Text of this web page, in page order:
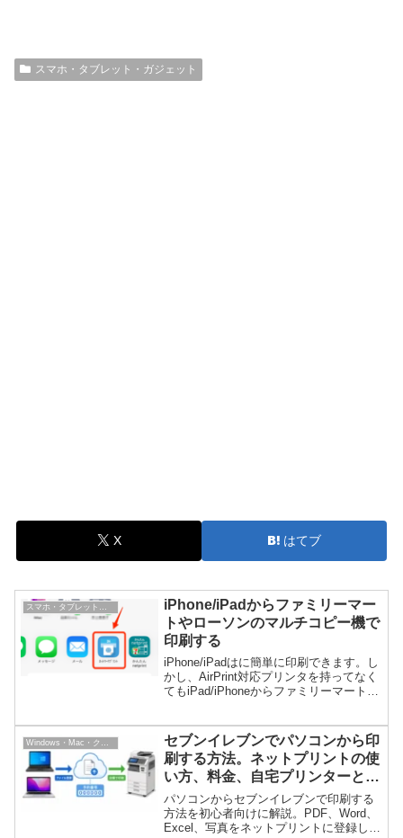
スマホ・タブレット・ガジェット
X はてブ
スマホ・タブレット・ガジェット
iPhone/iPadからファミリーマー
トやローソンのマルチコピー機で
印刷する
iPhone/iPadはに簡単に印刷できます。し
かし、AirPrint対応プリンタを持ってなく
てもiPad/iPhoneからファミリーマートや
刷方法が異なります)。印...
Windows・Mac・クラウドPC
セブンイレブンでパソコンから印
刷する方法。ネットプリントの使
い方、料金、自宅プリンターとの
比較
パソコンからセブンイレブンで印刷する
方法を初心者向けに解説。PDF、Word、
Excel、写真をネットプリントに登録して